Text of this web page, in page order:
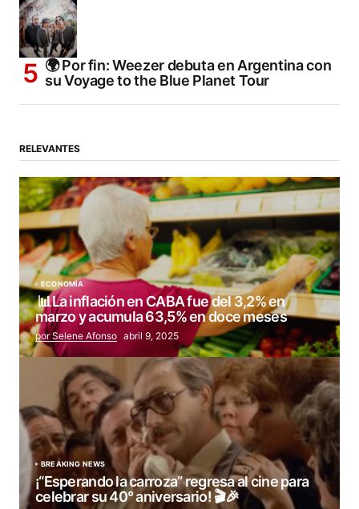
🌍 Por fin: Weezer debuta en Argentina con
su Voyage to the Blue Planet Tour
RELEVANTES
ECONOMÍA
📊La inflación en CABA fue del 3,2% en
marzo y acumula 63,5% en doce meses
por Selene Afonso abril 9, 2025
BREAKING NEWS
¡“Esperando la carroza” regresa al cine para
celebrar su 40° aniversario! 🎬🎉